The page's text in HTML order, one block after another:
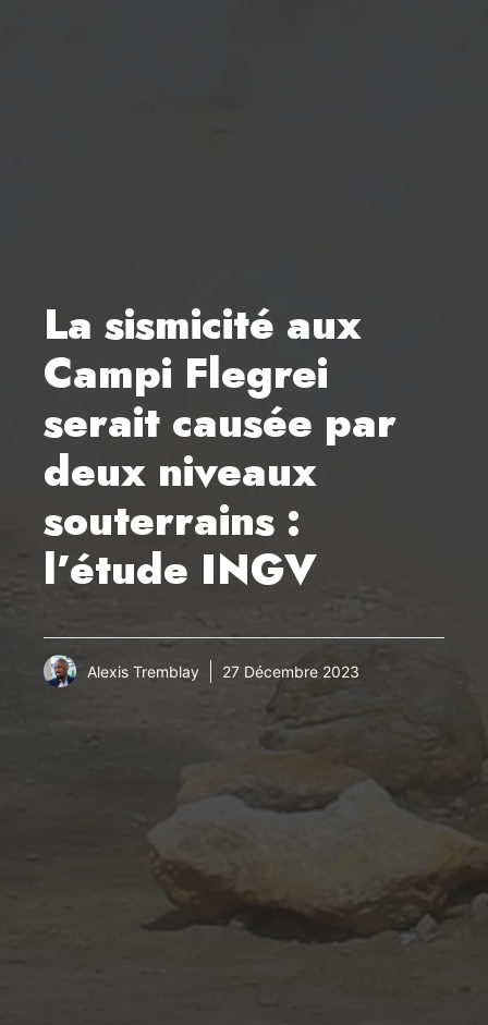
La sismicité aux
Campi Flegrei
serait causée par
deux niveaux
souterrains :
l’étude INGV
Alexis Tremblay 27 Décembre 2023